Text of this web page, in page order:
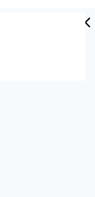
y Sangre